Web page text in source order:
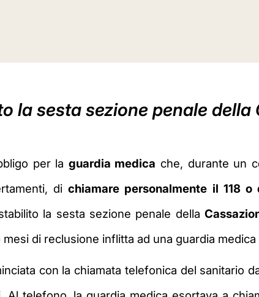
la sesta sezione penale della
per la guardia medica che, durante un
dichiamare personalmente il 118
la sesta sezione penale della
di reclusione inflitta ad una guardia
con la chiamata telefonica del sanitario